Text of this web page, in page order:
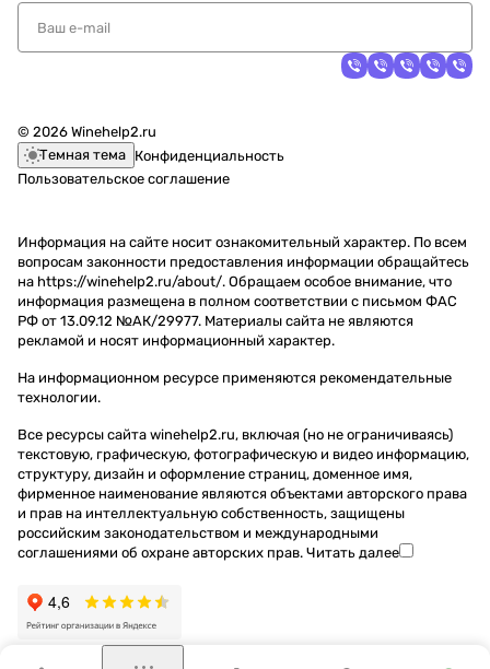
© 2026 Winehelp2.ru
Темная тема Конфиденциальность
Пользовательское соглашение
Информация на сайте носит ознакомительный характер. По всем
вопросам законности предоставления информации обращайтесь
на https://winehelp2.ru/about/. Обращаем особое внимание, что
информация размещена в полном соответствии с письмом ФАС
РФ от 13.09.12 №АК/29977. Материалы сайта не являются
рекламой и носят информационный характер.
На информационном ресурсе применяются рекомендательные
технологии.
Все ресурсы сайта winehelp2.ru, включая (но не ограничиваясь)
текстовую, графическую, фотографическую и видео информацию,
структуру, дизайн и оформление страниц, доменное имя,
фирменное наименование являются объектами авторского права
и прав на интеллектуальную собственность, защищены
российским законодательством и международными
соглашениями об охране авторских прав. Читать далее